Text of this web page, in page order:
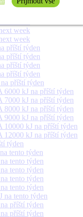
next week
week
week
příští týden
příští týden
příští týden
příští týden
příští týden
kJ na příští týden
kJ na příští týden
kJ na příští týden
kJ na příští týden
kJ na příští týden
kJ na příští týden
týden
tento týden
tento týden
tento týden
tento týden
tento týden
tento týden
příští týden
příští týden